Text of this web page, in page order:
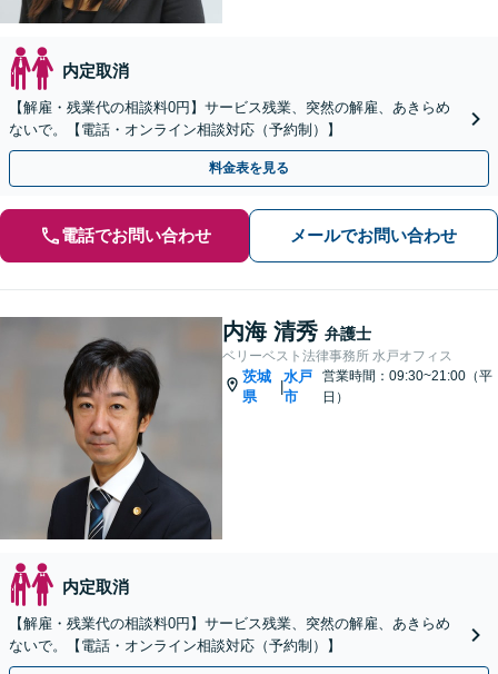
内定取消
【解雇・残業代の相談料0円】サービス残業、突然の解雇、あきらめ
ないで。【電話・オンライン相談対応（予約制）】
料金表を見る
電話でお問い合わせ メールでお問い合わせ
内海 清秀 弁護士
ベリーベスト法律事務所 水戸オフィス
茨城
県
|
水戸
市
営業時間：09:30~21:00（平
日）
内定取消
【解雇・残業代の相談料0円】サービス残業、突然の解雇、あきらめ
ないで。【電話・オンライン相談対応（予約制）】